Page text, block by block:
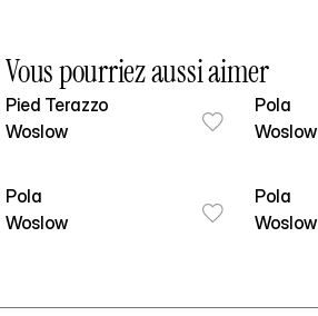
Vous pourriez aussi aimer
Pied Terazzo
Woslow
Pola
Woslow
Pola
Woslow
Pola
Woslow